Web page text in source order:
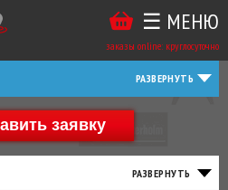
заказы online: круглосуточно
☰ МЕНЮ
05 44заявку